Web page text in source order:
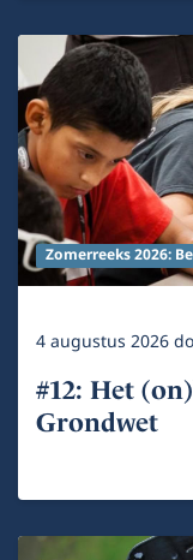
Zomerreeks 2026:
4 augustus 2026
#12: Het
Grondwet